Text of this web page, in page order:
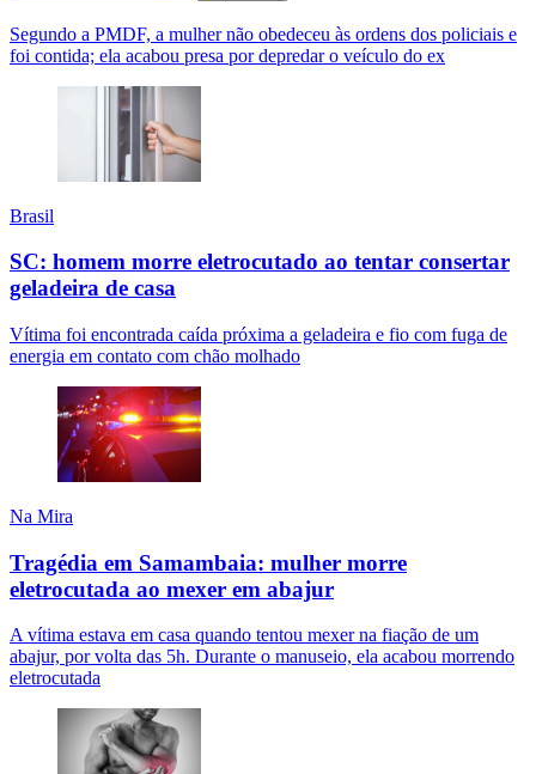
Segundo a PMDF, a mulher não obedeceu às ordens dos policiais e
foi contida; ela acabou presa por depredar o veículo do ex
Brasil
SC: homem morre eletrocutado ao tentar consertar
geladeira de casa
Vítima foi encontrada caída próxima a geladeira e fio com fuga de
energia em contato com chão molhado
Na Mira
Tragédia em Samambaia: mulher morre
eletrocutada ao mexer em abajur
A vítima estava em casa quando tentou mexer na fiação de um
abajur, por volta das 5h. Durante o manuseio, ela acabou morrendo
eletrocutada